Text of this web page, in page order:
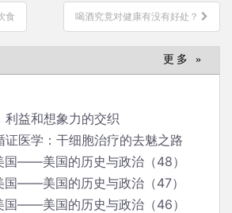
食 喝酒究竟对健康有没有好处？
更多 »
利益和想象力的交织
证医学：干细胞治疗的去魅之路
国——美国的历史与政治（48）
国——美国的历史与政治（47）
国——美国的历史与政治（46）